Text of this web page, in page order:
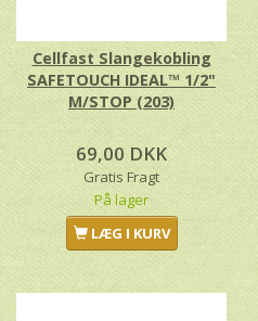
Cellfast Slangekobling
SAFETOUCH IDEAL™ 1/2"
M/STOP (203)
69,00 DKK
Gratis Fragt
På lager
LÆG I KURV